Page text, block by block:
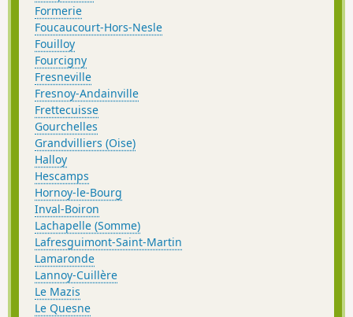
Formerie
Foucaucourt-Hors-Nesle
Fouilloy
Fourcigny
Fresneville
Fresnoy-Andainville
Frettecuisse
Gourchelles
Grandvilliers (Oise)
Halloy
Hescamps
Hornoy-le-Bourg
Inval-Boiron
Lachapelle (Somme)
Lafresguimont-Saint-Martin
Lamaronde
Lannoy-Cuillère
Le Mazis
Le Quesne